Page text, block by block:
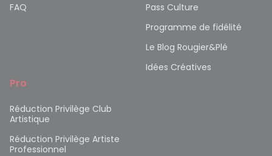
FAQ
Pass Culture
Programme de fidélité
Le Blog Rougier&Plé
Idées Créatives
Pro
Réduction Privilège Club
Artistique
Réduction Privilège Artiste
Professionnel